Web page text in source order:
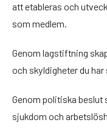
att etableras och
som medlem.
Genom lagstiftning
och skyldigheter du har
Genom politiska beslut
sjukdom och